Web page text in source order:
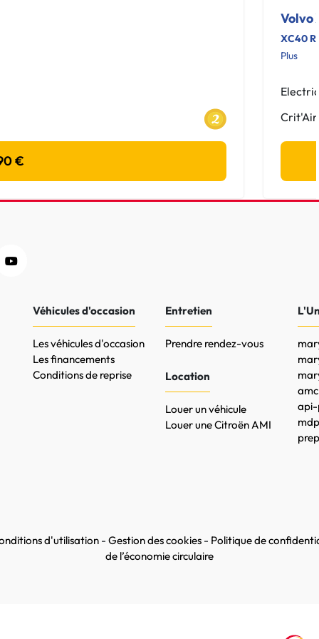
€
Volvo
XC40
Plus
Crit'Air
Véhicules d'occasion
Les véhicules d'occasion
Les financements
Conditions de reprise
Entretien
Prendre rendez-vous
Location
Louer un véhicule
Louer une Citroën AMI
api-
d'utilisation - Gestion des cookies - Politique de
de l’économie circulaire